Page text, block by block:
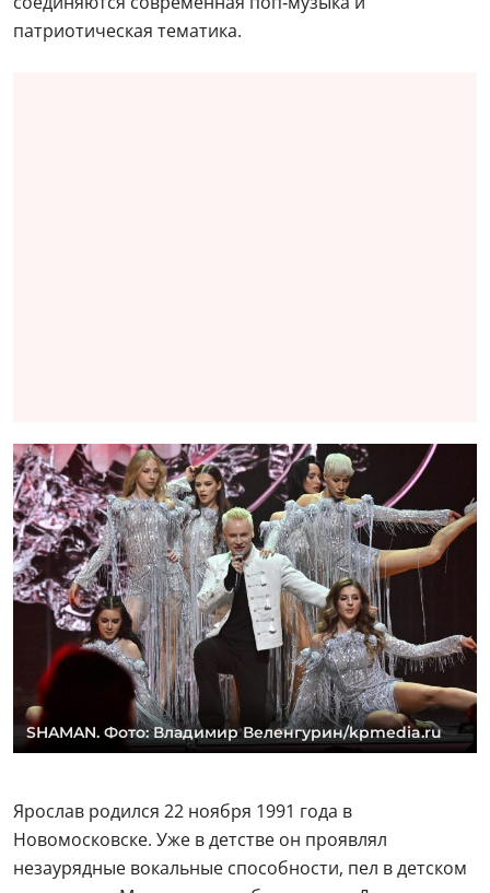
патриотическая тематика.
SHAMAN. Фото: Владимир Веленгурин/kpmedia.ru
Ярослав родился 22 ноября 1991 года в
Новомосковске. Уже в детстве он проявлял
незаурядные вокальные способности, пел в детском